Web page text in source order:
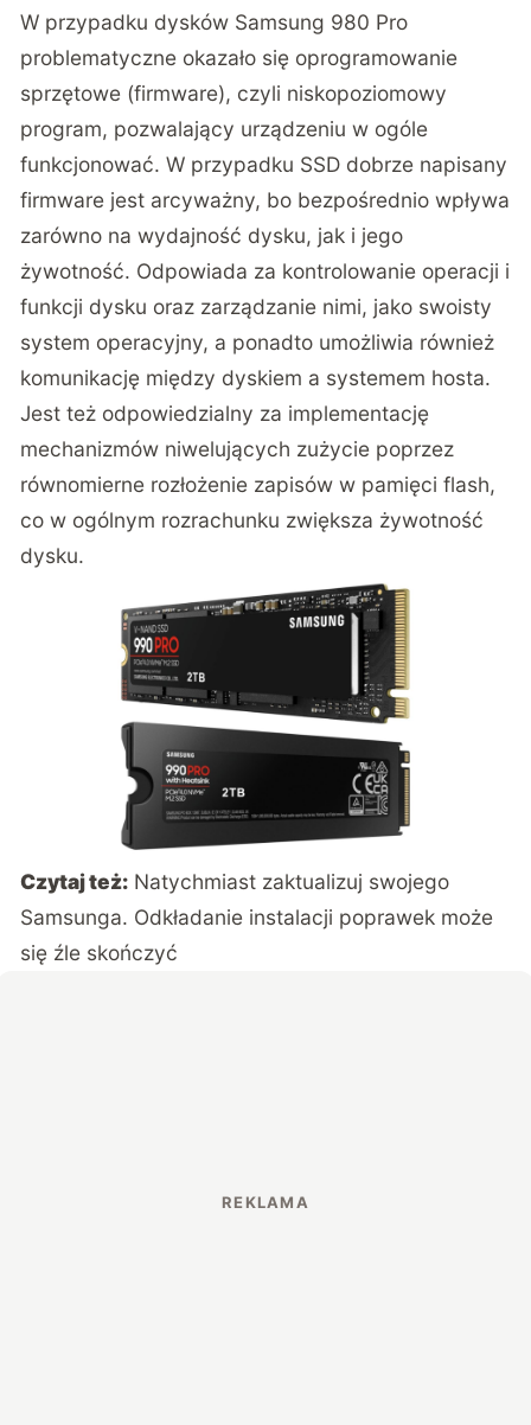
W przypadku dysków Samsung 980 Pro
problematyczne okazało się oprogramowanie
sprzętowe (firmware), czyli niskopoziomowy
program, pozwalający urządzeniu w ogóle
funkcjonować. W przypadku SSD dobrze napisany
firmware jest arcyważny, bo bezpośrednio wpływa
zarówno na wydajność dysku, jak i jego
żywotność. Odpowiada za kontrolowanie operacji i
funkcji dysku oraz zarządzanie nimi, jako swoisty
system operacyjny, a ponadto umożliwia również
komunikację między dyskiem a systemem hosta.
Jest też odpowiedzialny za implementację
mechanizmów niwelujących zużycie poprzez
równomierne rozłożenie zapisów w pamięci flash,
co w ogólnym rozrachunku zwiększa żywotność
dysku.
Czytaj też: Natychmiast zaktualizuj swojego
Samsunga. Odkładanie instalacji poprawek może
się źle skończyć